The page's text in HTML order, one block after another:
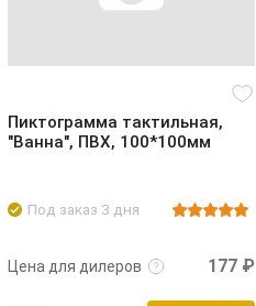
Пиктограмма тактильная,
"Ванна", ПВХ, 100*100мм
Под заказ 3 дня
Цена для дилеров
Подробнее Войти
177 ₽